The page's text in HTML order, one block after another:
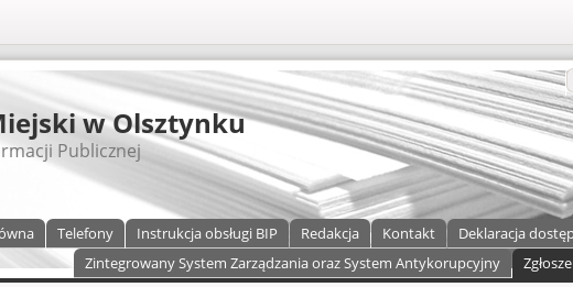
w Olsztynku
Publicznej
Telefony Instrukcja obsługi BIP Redakcja Kontakt Deklaracja
Zintegrowany System Zarządzania oraz System Antykorupcyjny